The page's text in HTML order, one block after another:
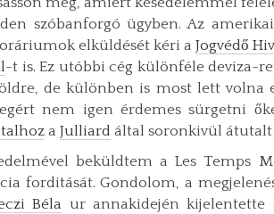
szóbanforgó ügyben. Az
elküldését kéri aJogvédő
-t is. Ez utóbbi cég különféle deviza-
de különben is most lett volna
nem igen érdemes sürgetni
a Julliard által soronkivül
beküldtem a Les Temps
forditását. Gondolom, a
Béla ur annakidején